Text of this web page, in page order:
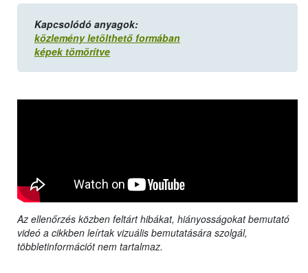
Kapcsolódó anyagok:
közlemény letölthető formában
képek tömörítve
Az ellenőrzés közben feltárt hibákat, hiányosságokat bemutató
videó a cikkben leírtak vizuális bemutatására szolgál,
többletinformációt nem tartalmaz.